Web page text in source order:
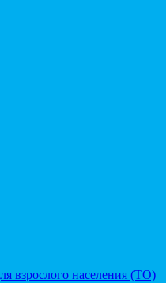
взрослого населения (ТО)